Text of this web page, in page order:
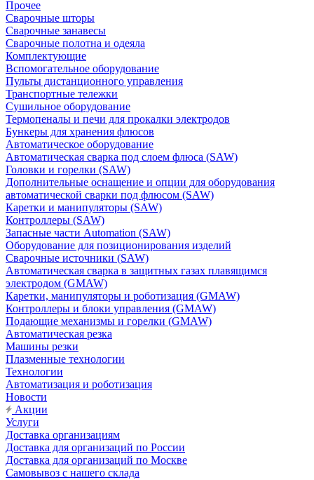
Прочее
Сварочные шторы
Сварочные занавесы
Сварочные полотна и одеяла
Комплектующие
Вспомогательное оборудование
Пульты дистанционного управления
Транспортные тележки
Сушильное оборудование
Термопеналы и печи для прокалки электродов
Бункеры для хранения флюсов
Автоматическое оборудование
Автоматическая сварка под слоем флюса (SAW)
Головки и горелки (SAW)
Дополнительные оснащение и опции для оборудования
автоматической сварки под флюсом (SAW)
Каретки и манипуляторы (SAW)
Контроллеры (SAW)
Запасные части Automation (SAW)
Оборудование для позиционирования изделий
Сварочные источники (SAW)
Автоматическая сварка в защитных газах плавящимся
электродом (GMAW)
Каретки, манипуляторы и роботизация (GMAW)
Контроллеры и блоки управления (GMAW)
Подающие механизмы и горелки (GMAW)
Автоматическая резка
Машины резки
Плазменные технологии
Технологии
Автоматизация и роботизация
Новости
Акции
Услуги
Доставка организациям
Доставка для организаций по России
Доставка для организаций по Москве
Самовывоз с нашего склада